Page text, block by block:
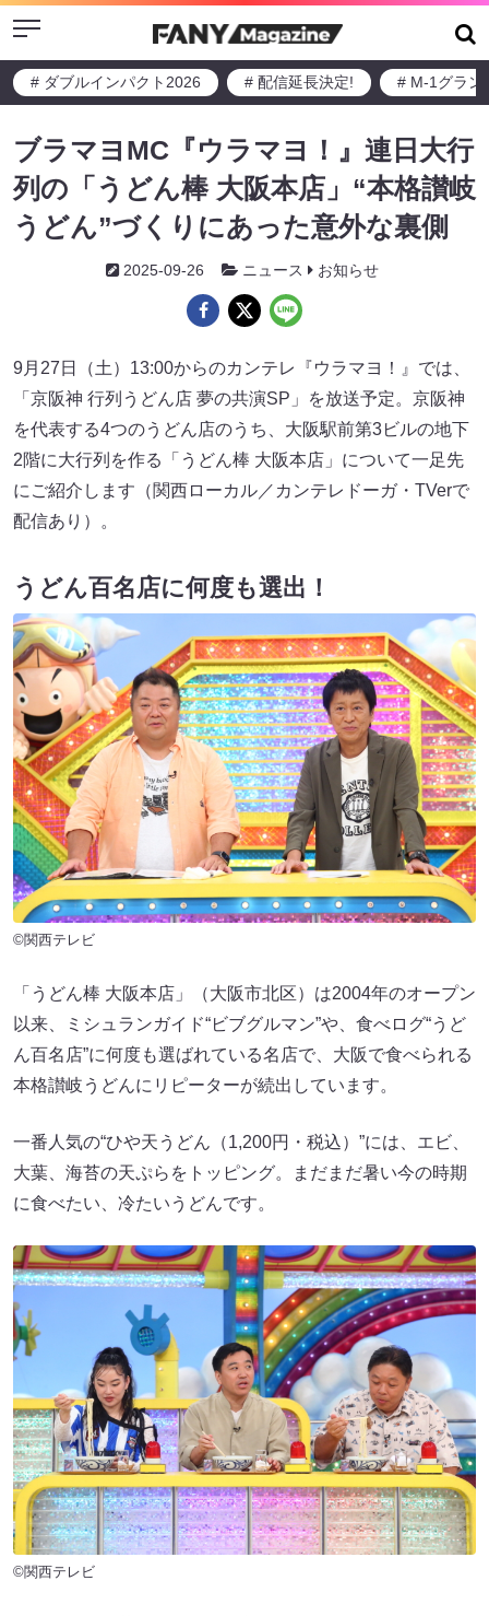
Menu
# ダブルインパクト2026 # 配信延長決定! # M-1グラン
ブラマヨMC『ウラマヨ！』連日大行
列の「うどん棒 大阪本店」“本格讃岐
うどん”づくりにあった意外な裏側
2025-09-26 ニュース お知らせ
9月27日（土）13:00からのカンテレ『ウラマヨ！』では、
「京阪神 行列うどん店 夢の共演SP」を放送予定。京阪神
を代表する4つのうどん店のうち、大阪駅前第3ビルの地下
2階に大行列を作る「うどん棒 大阪本店」について一足先
にご紹介します（関西ローカル／カンテレドーガ・TVerで
配信あり）。
うどん百名店に何度も選出！
©関西テレビ
「うどん棒 大阪本店」（大阪市北区）は2004年のオープン
以来、ミシュランガイド“ビブグルマン”や、食べログ“うど
ん百名店”に何度も選ばれている名店で、大阪で食べられる
本格讃岐うどんにリピーターが続出しています。
一番人気の“ひや天うどん（1,200円・税込）”には、エビ、
大葉、海苔の天ぷらをトッピング。まだまだ暑い今の時期
に食べたい、冷たいうどんです。
©関西テレビ